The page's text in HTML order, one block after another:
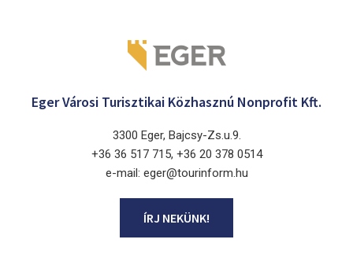
Eger Városi Turisztikai Közhasznú Nonprofit Kft.
3300 Eger, Bajcsy-Zs.u.9.
+36 36 517 715, +36 20 378 0514
e-mail: eger@tourinform.hu
ÍRJ NEKÜNK!